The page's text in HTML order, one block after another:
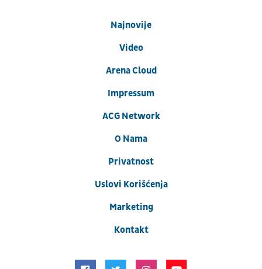
Najnovije
Video
Arena Cloud
Impressum
ACG Network
O Nama
Privatnost
Uslovi Korišćenja
Marketing
Kontakt